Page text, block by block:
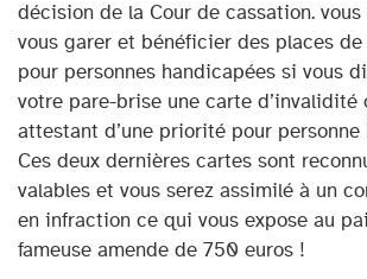
décision de la Cour de cassation. vous
vous garer et bénéficier des places
pour personnes handicapées si vous
votre pare-brise une carte d’invalidité
attestant d’une priorité pour personne
Ces deux dernières cartes sont
valables et vous serez assimilé à un
en infraction ce qui vous expose au
fameuse amende de 750 euros !